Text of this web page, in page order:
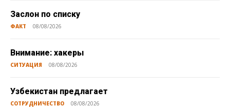
Заслон по списку
ФАКТ 08/08/2026
Внимание: хакеры
СИТУАЦИЯ 08/08/2026
Узбекистан предлагает
СОТРУДНИЧЕСТВО 08/08/2026